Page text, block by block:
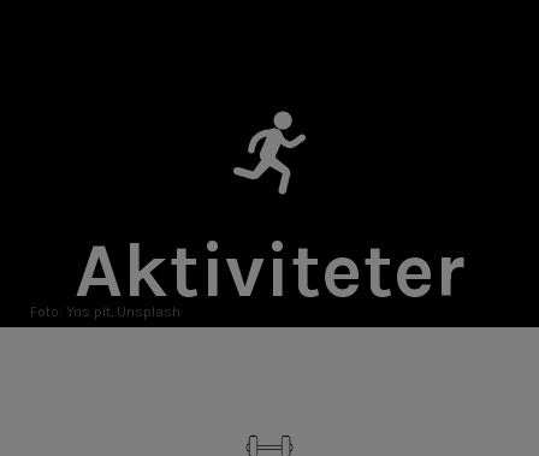
Aktiviteter
Foto: Yns plt, Unsplash